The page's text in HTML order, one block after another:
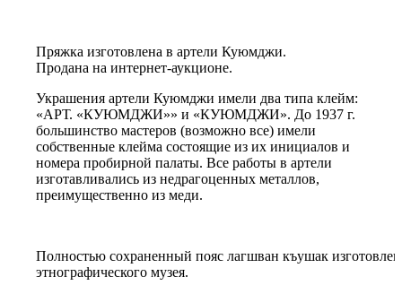
Пряжка изготовлена в артели Куюмджи.
Продана на интернет-аукционе.
Украшения артели Куюмджи имели два типа клейм:
«АРТ. «КУЮМДЖИ»» и «КУЮМДЖИ». До 1937 г.
большинство мастеров (возможно все) имели
собственные клейма состоящие из их инициалов и
номера пробирной палаты. Все работы в артели
изготавливались из недрагоценных металлов,
преимущественно из меди.
Полностью сохраненный пояс лагшван къушак
этнографического музея.